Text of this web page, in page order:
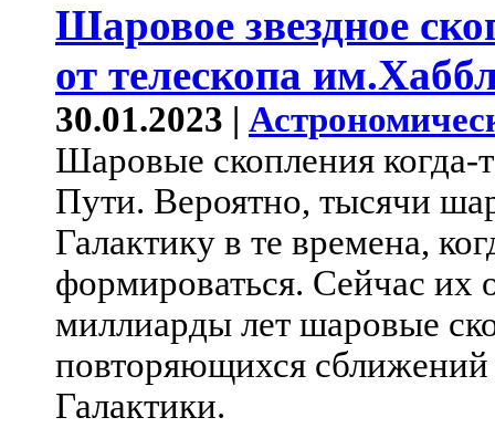
Шаровое звездное
от телескопа
30.01.2023 |
Шаровые скопления
Пути. Вероятно, тысячи
Галактику в те времена,
формироваться. Сейчас их
миллиарды лет шаровые
повторяющихся
Галактики.